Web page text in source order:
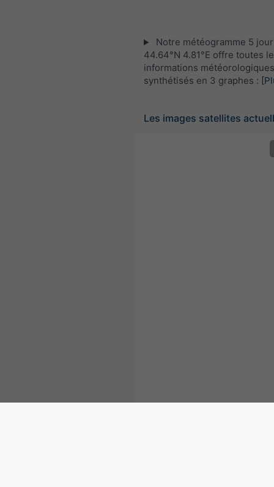
Notre météogramme 5
44.64°N 4.81°E offre toutes
informations météorologiques
synthétisés en 3 graphes :
Les images satellites